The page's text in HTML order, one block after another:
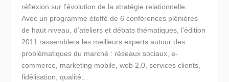
réflexion sur l’évolution de la stratégie relationnelle.
Avec un programme étoffé de 6 conférences plénières
de haut niveau, d’ateliers et débats thématiques, l’édition
2011 rassemblera les meilleurs experts autour des
problématiques du marché : réseaux sociaux, e-
commerce, marketing mobile, web 2.0, services clients,
fidélisation, qualité…